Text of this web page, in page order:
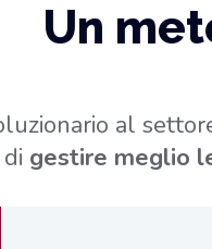
Un
al
gestire meglio